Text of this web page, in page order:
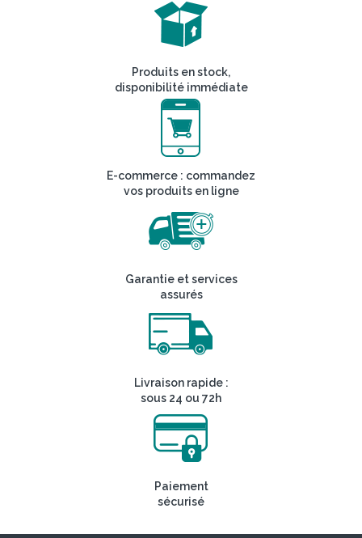
Produits en stock,
disponibilité immédiate
E-commerce : commandez
vos produits en ligne
Garantie et services
assurés
Livraison rapide :
sous 24 ou 72h
Paiement
sécurisé